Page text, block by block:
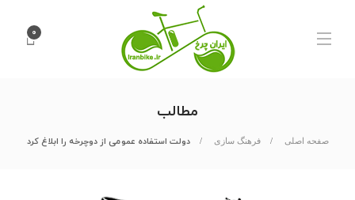
۰
مطالب
صفحه اصلی فرهنگ سازی دولت استفاده عمومی از دوچرخه را ابلاغ کرد